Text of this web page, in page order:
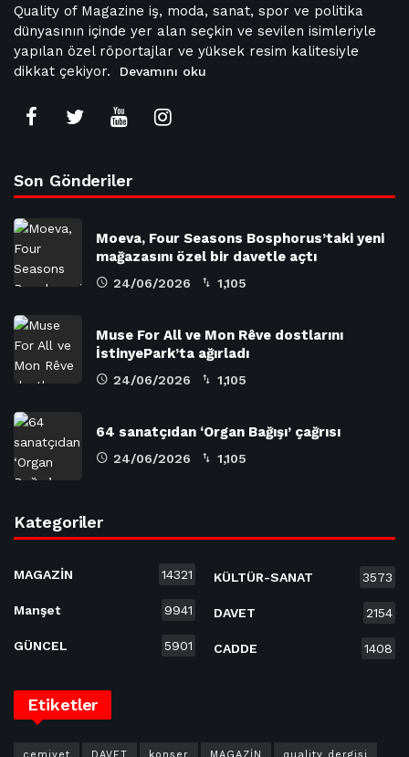
Quality of Magazine iş, moda, sanat, spor ve politika
dünyasının içinde yer alan seçkin ve sevilen isimleriyle
yapılan özel röportajlar ve yüksek resim kalitesiyle
dikkat çekiyor.
Devamını oku
Son Gönderiler
Moeva, Four Seasons Bosphorus’taki yeni
mağazasını özel bir davetle açtı
24/06/2026 1,105
Muse For All ve Mon Rêve dostlarını
İstinyePark’ta ağırladı
24/06/2026 1,105
64 sanatçıdan ‘Organ Bağışı’ çağrısı
24/06/2026 1,105
Kategoriler
MAGAZİN 14321
Manşet 9941
GÜNCEL 5901
KÜLTÜR-SANAT 3573
DAVET 2154
CADDE 1408
Etiketler